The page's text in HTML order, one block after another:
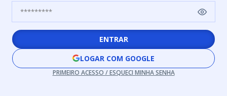
ENTRAR
LOGAR COM GOOGLE
PRIMEIRO ACESSO / ESQUECI MINHA SENHA